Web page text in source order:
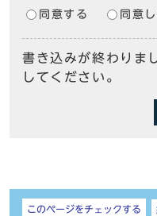
同意する 同意
書き込みが終わりま
してください。
しおり
このページをチェックする